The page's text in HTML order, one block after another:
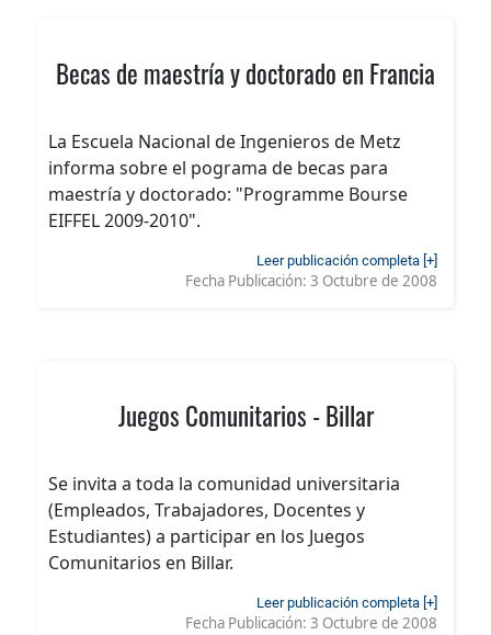
Becas de maestría y doctorado en Francia
La Escuela Nacional de Ingenieros de Metz
informa sobre el pograma de becas para
maestría y doctorado: "Programme Bourse
EIFFEL 2009-2010".
Leer publicación completa [+]
Fecha Publicación: 3 Octubre de 2008
Juegos Comunitarios - Billar
Se invita a toda la comunidad universitaria
(Empleados, Trabajadores, Docentes y
Estudiantes) a participar en los Juegos
Comunitarios en Billar.
Leer publicación completa [+]
Fecha Publicación: 3 Octubre de 2008